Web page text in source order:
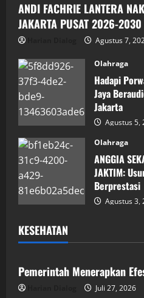
ANDI FACHRIE LANTERA
JAKARTA PUSAT 2026-2030
Agustus 7,
Olahraga
Hadapi
Jaya
Jakarta
Agustus 5,
Olahraga
ANGGIA
JAKTIM:
Berprestasi
Agustus 3,
KESEHATAN
Kesehatan
Pemerintah Menerapkan
Juli 27, 2026